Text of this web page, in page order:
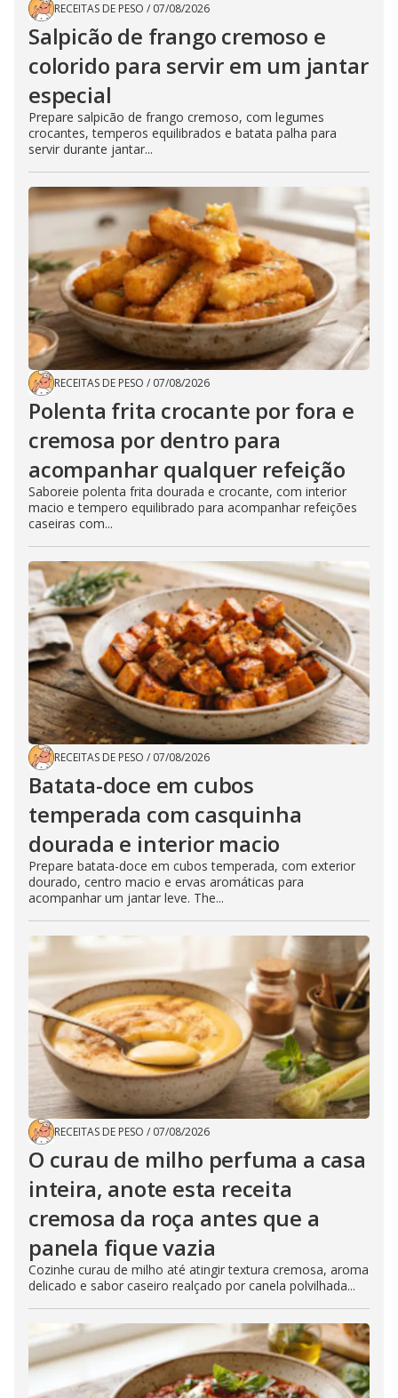
RECEITAS DE PESO / 07/08/2026
Salpicão de frango cremoso e
colorido para servir em um jantar
especial
Prepare salpicão de frango cremoso, com legumes
crocantes, temperos equilibrados e batata palha para
servir durante jantar...
RECEITAS DE PESO / 07/08/2026
Polenta frita crocante por fora e
cremosa por dentro para
acompanhar qualquer refeição
Saboreie polenta frita dourada e crocante, com interior
macio e tempero equilibrado para acompanhar refeições
caseiras com...
RECEITAS DE PESO / 07/08/2026
Batata-doce em cubos
temperada com casquinha
dourada e interior macio
Prepare batata-doce em cubos temperada, com exterior
dourado, centro macio e ervas aromáticas para
acompanhar um jantar leve. The...
RECEITAS DE PESO / 07/08/2026
O curau de milho perfuma a casa
inteira, anote esta receita
cremosa da roça antes que a
panela fique vazia
Cozinhe curau de milho até atingir textura cremosa, aroma
delicado e sabor caseiro realçado por canela polvilhada...